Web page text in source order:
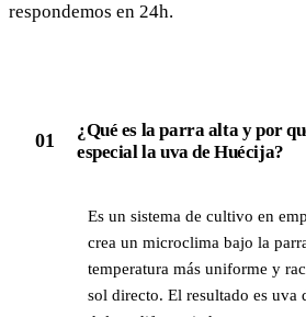
respondemos en 24h.
01
¿Qué es la parra alta y por
especial la uva de Huécija?
Es un sistema de cultivo en
crea un microclima bajo la
temperatura más uniforme y
sol directo. El resultado es uva